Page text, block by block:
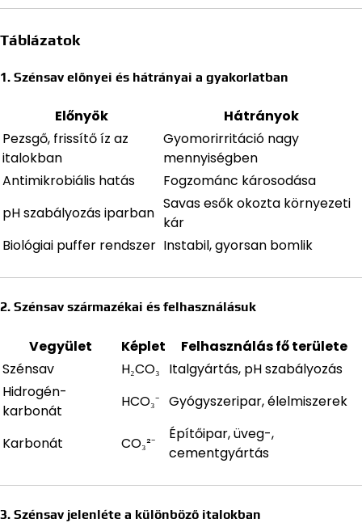
Táblázatok
1. Szénsav előnyei és hátrányai a gyakorlatban
Előnyök
Hátrányok
Pezsgő, frissítő íz az
italokban
Gyomorirritáció nagy
mennyiségben
Antimikrobiális hatás
Fogzománc károsodása
pH szabályozás iparban
Savas esők okozta környezeti
kár
Biológiai puffer rendszer Instabil, gyorsan bomlik
2. Szénsav származékai és felhasználásuk
Vegyület Képlet
Felhasználás fő területe
Szénsav
H₂CO₃ Italgyártás, pH szabályozás
Hidrogén-
karbonát
HCO₃⁻ Gyógyszeripar, élelmiszerek
Karbonát CO₃²⁻
Építőipar, üveg-,
cementgyártás
3. Szénsav jelenléte a különböző italokban